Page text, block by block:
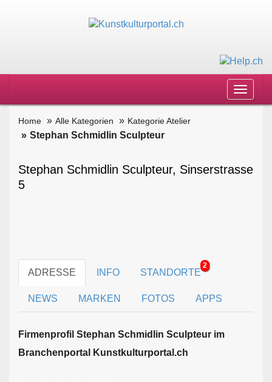
Toggle
Home Alle Kategorien Kategorie Atelier
Stephan Schmidlin Sculpteur
Stephan Schmidlin Sculpteur, Sinserstrasse
5
ADRESSE INFO STANDORTE
2
NEWS MARKEN FOTOS APPS
Firmen­profil Stephan Schmidlin Sculpteur im
Branchen­portal Kunstkulturportal.ch